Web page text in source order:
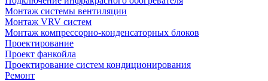
Монтаж системы вентиляции
Монтаж VRV систем
Монтаж компрессорно-конденсаторных блоков
Проектирование
Проект фанкойла
Проектирование систем кондиционирования
Ремонт